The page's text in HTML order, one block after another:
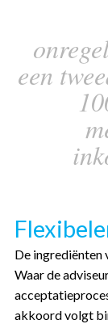
een
De ingrediënten
Waar de
akkoord volgt